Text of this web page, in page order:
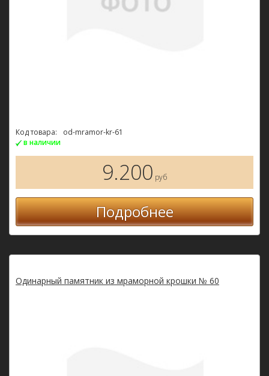
Код товара:
od-mramor-kr-61
в наличии
9.200 руб
Подробнее
Одинарный памятник из мраморной крошки № 60